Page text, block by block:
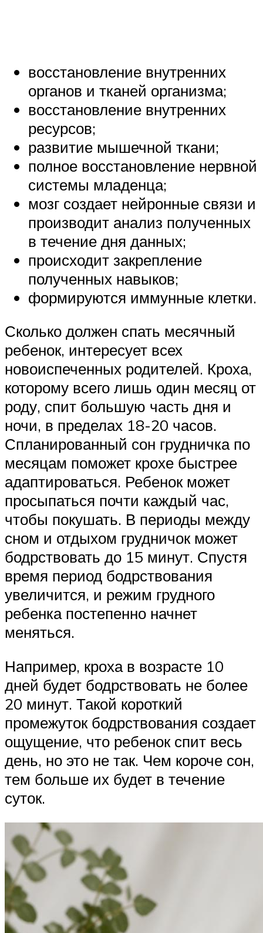
восстановление внутренних
органов и тканей организма;
восстановление внутренних
ресурсов;
развитие мышечной ткани;
полное восстановление нервной
системы младенца;
мозг создает нейронные связи и
производит анализ полученных
в течение дня данных;
происходит закрепление
полученных навыков;
формируются иммунные клетки.
Сколько должен спать месячный
ребенок, интересует всех
новоиспеченных родителей. Кроха,
которому всего лишь один месяц от
роду, спит большую часть дня и
ночи, в пределах 18-20 часов.
Спланированный сон грудничка по
месяцам поможет крохе быстрее
адаптироваться. Ребенок может
просыпаться почти каждый час,
чтобы покушать. В периоды между
сном и отдыхом грудничок может
бодрствовать до 15 минут. Спустя
время период бодрствования
увеличится, и режим грудного
ребенка постепенно начнет
меняться.
Например, кроха в возрасте 10
дней будет бодрствовать не более
20 минут. Такой короткий
промежуток бодрствования создает
ощущение, что ребенок спит весь
день, но это не так. Чем короче сон,
тем больше их будет в течение
суток.